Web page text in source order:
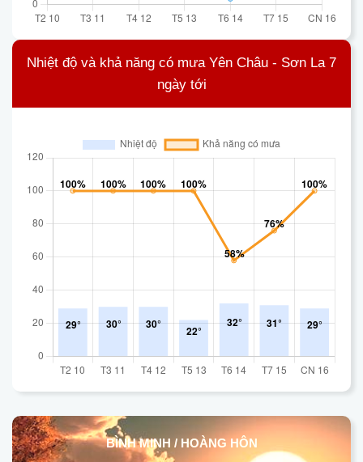
Nhiệt độ và khả năng có mưa Yên Châu - Sơn La 7
ngày tới
BÌNH MINH / HOÀNG HÔN